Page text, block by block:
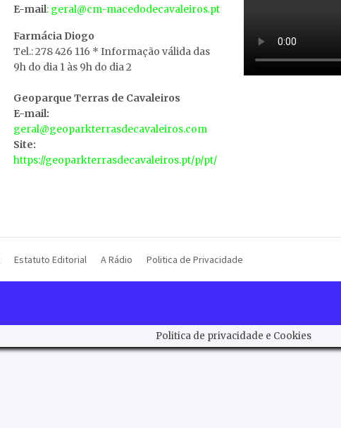
E-mail: geral@cm-macedodecavaleiros.pt
Farmácia Diogo
Tel.: 278 426 116 * Informação válida das
9h do dia 1 às 9h do dia 2
Geoparque Terras de Cavaleiros
E-mail:
geral@geoparkterrasdecavaleiros.com
Site:
https://geoparkterrasdecavaleiros.pt/p/pt/
Estatuto Editorial A Rádio Politica de Privacidade
Politica de privacidade e Cookies